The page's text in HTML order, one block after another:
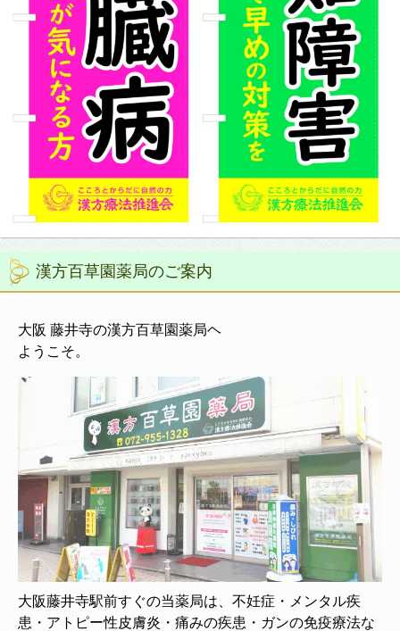
漢方百草園薬局のご案内
大阪 藤井寺の漢方百草園薬局ヘ
ようこそ。
大阪藤井寺駅前すぐの当薬局は、不妊症・メンタル疾
患・アトピー性皮膚炎・痛みの疾患・ガンの免疫療法な